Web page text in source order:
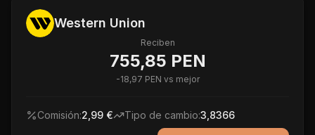
Western Union
Reciben
755,85 PEN
-18,97 PEN vs mejor
Comisión:2,99 € Tipo de cambio:3,8366